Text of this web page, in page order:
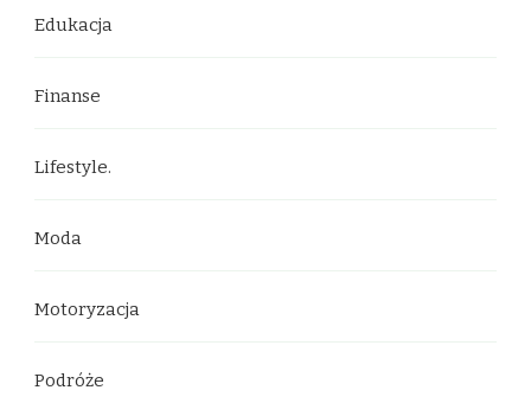
Edukacja
Finanse
Lifestyle.
Moda
Motoryzacja
Podróże